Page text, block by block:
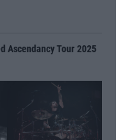
Ascendancy Tour 2025